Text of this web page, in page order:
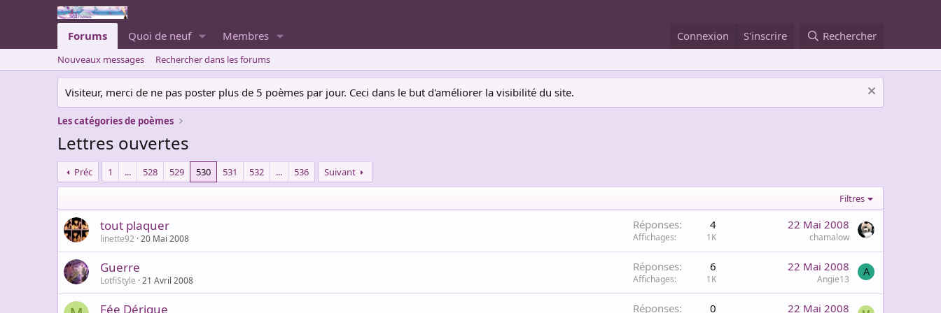
Forums Quoi de neuf Membres Connexion S'inscrire Rechercher
Nouveaux messages Rechercher dans les forums
Visiteur, merci de ne pas poster plus de 5 poèmes par jour. Ceci dans le but d'améliorer la visibilité du site.
Les catégories de poèmes
Lettres ouvertes
Préc 1 ... 528 529 530 531 532 ... 536 Suivant
Filtres
tout plaquer
linette92 20 Mai 2008
Réponses 4
Affichages 1K
22 Mai 2008
chamalow
Guerre
LotfiStyle 21 Avril 2008
Réponses 6
Affichages 1K
22 Mai 2008
Angie13
A
Fée Dérique Réponses 0 22 Mai 2008